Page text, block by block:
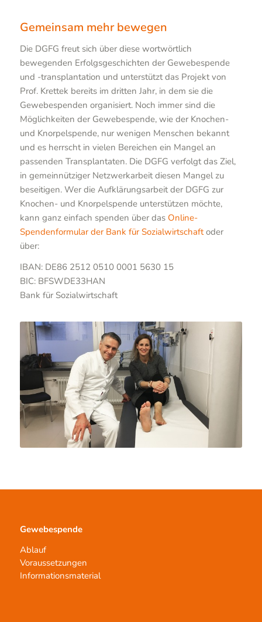
Gemeinsam mehr bewegen
Die DGFG freut sich über diese wortwörtlich
bewegenden Erfolgsgeschichten der Gewebespende
und -transplantation und unterstützt das Projekt von
Prof. Krettek bereits im dritten Jahr, in dem sie die
Gewebespenden organisiert. Noch immer sind die
Möglichkeiten der Gewebespende, wie der Knochen-
und Knorpelspende, nur wenigen Menschen bekannt
und es herrscht in vielen Bereichen ein Mangel an
passenden Transplantaten. Die DGFG verfolgt das Ziel,
in gemeinnütziger Netzwerkarbeit diesen Mangel zu
beseitigen. Wer die Aufklärungsarbeit der DGFG zur
Knochen- und Knorpelspende unterstützen möchte,
kann ganz einfach spenden über das Online-
Spendenformular der Bank für Sozialwirtschaftoder
über:
IBAN: DE86 2512 0510 0001 5630 15
BIC: BFSWDE33HAN
Bank für Sozialwirtschaft
Prof. Dr. Krettek und Jessica Alvarez-Korzinovski
Gewebespende
Ablauf
Voraussetzungen
Informationsmaterial